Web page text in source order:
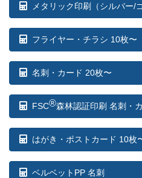
メタリック印刷（シルバー/
フライヤー・チラシ 10枚〜
名刺・カード 20枚〜
FSC®森林認証印刷 名刺・
はがき・ポストカード 10枚
ベルベットPP 名刺